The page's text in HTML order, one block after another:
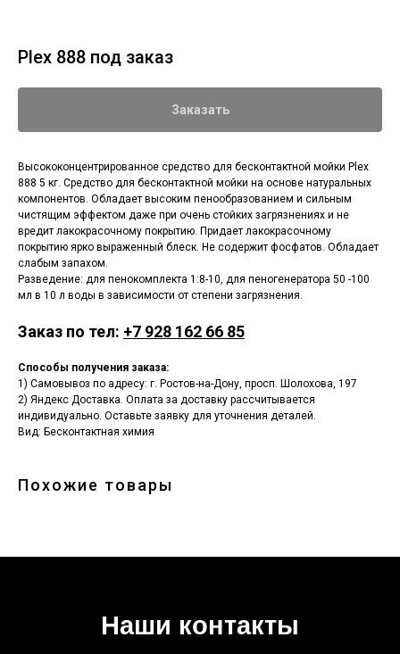
Plex 888 под заказ
Заказать
Высококонцентрированное средство для бесконтактной мойки Plex
888 5 кг. Средство для бесконтактной мойки на основе натуральных
компонентов. Обладает высоким пенообразованием и сильным
чистящим эффектом даже при очень стойких загрязнениях и не
вредит лакокрасочному покрытию. Придает лакокрасочному
покрытию ярко выраженный блеск. Не содержит фосфатов. Обладает
слабым запахом.
Разведение: для пенокомплекта 1:8-10, для пеногенератора 50 -100
мл в 10 л воды в зависимости от степени загрязнения.
Заказ по тел: +7 928 162 66 85
Способы получения заказа:
1) Самовывоз по адресу: г. Ростов-на-Дону, просп. Шолохова, 197
2) Яндекс Доставка. Оплата за доставку рассчитывается
индивидуально. Оставьте заявку для уточнения деталей.
Вид: Бесконтактная химия
Похожие товары
Наши контакты